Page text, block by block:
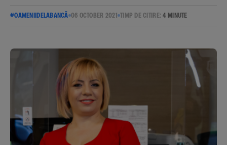
Campanii
Evenimente
Podcast
#OAMENIIDELABANCĂ 06 OCTOBER 2021 TIMP DE CITIRE:4 MINUTE